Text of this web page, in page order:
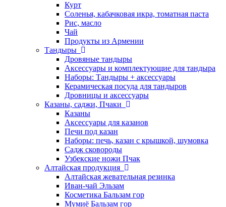
Курт
Соленья, кабачковая икра, томатная паста
Рис, масло
Чай
Продукты из Армении
Тандыры
Дровяные тандыры
Аксессуары и комплектующие для тандыра
Наборы: Тандыры + аксессуары
Керамическая посуда для тандыров
Дровницы и аксессуары
Казаны, саджи, Пчаки
Казаны
Аксессуары для казанов
Печи под казан
Наборы: печь, казан с крышкой, шумовка
Садж сковороды
Узбекские ножи Пчак
Алтайская продукция
Алтайская жевательная резинка
Иван-чай Эльзам
Косметика Бальзам гор
Мумиё Бальзам гор